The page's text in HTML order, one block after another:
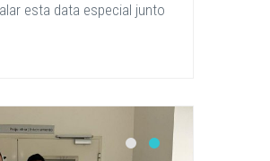
esta data especial junto